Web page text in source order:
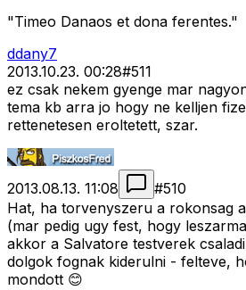
"Timeo Danaos et dona ferentes."
ddany7
2013.10.23. 00:28#511
ez csak nekem gyenge mar
tema kb arra jo hogy ne kelljen
rettenetesen eroltetett, szar.
2013.08.13. 11:08 #510
Hat, ha torvenyszeru a rokonsag
(mar pedig ugy fest, hogy
akkor a Salvatore testverek
dolgok fognak kiderulni - felteve,
mondott 😊